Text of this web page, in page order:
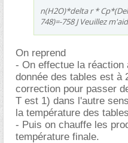
n(H2O)*delta r *
748)=-758 J Veuillez
On reprend
- On effectue la réaction
donnée des tables est à
correction pour passer
T est 1) dans l'autre
la température des
- Puis on chauffe les
température finale.